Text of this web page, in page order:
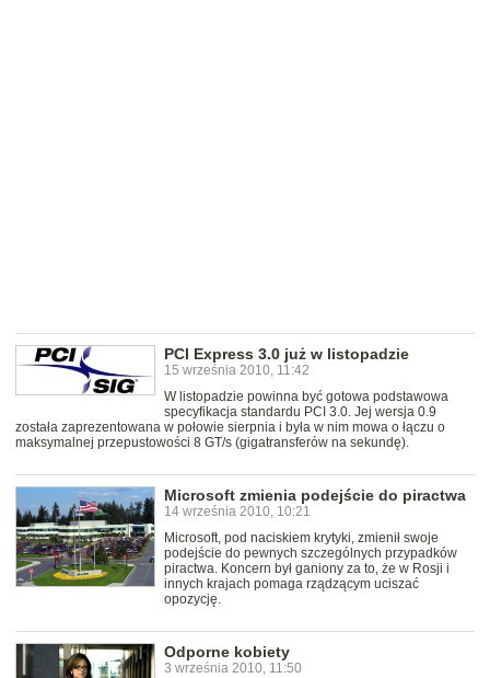
PCI Express 3.0 już w listopadzie
15 września 2010, 11:42
W listopadzie powinna być gotowa podstawowa
specyfikacja standardu PCI 3.0. Jej wersja 0.9
została zaprezentowana w połowie sierpnia i była w nim mowa o łączu o
maksymalnej przepustowości 8 GT/s (gigatransferów na sekundę).
Microsoft zmienia podejście do piractwa
14 września 2010, 10:21
Microsoft, pod naciskiem krytyki, zmienił swoje
podejście do pewnych szczególnych przypadków
piractwa. Koncern był ganiony za to, że w Rosji i
innych krajach pomaga rządzącym uciszać
opozycję.
Odporne kobiety
3 września 2010, 11:50